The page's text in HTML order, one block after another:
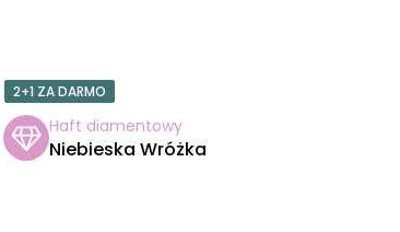
2+1 ZA DARMO
Haft diamentowy
Niebieska Wróżka